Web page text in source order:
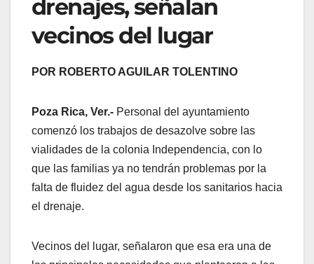
drenajes, señalan
vecinos del lugar
POR ROBERTO AGUILAR TOLENTINO
Poza Rica, Ver.- Personal del ayuntamiento
comenzó los trabajos de desazolve sobre las
vialidades de la colonia Independencia, con lo
que las familias ya no tendrán problemas por la
falta de fluidez del agua desde los sanitarios hacia
el drenaje.
Vecinos del lugar, señalaron que esa era una de